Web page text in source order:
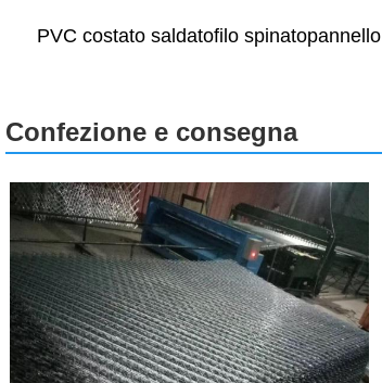
PVC costato saldatofilo spinatopannello
Confezione e consegna